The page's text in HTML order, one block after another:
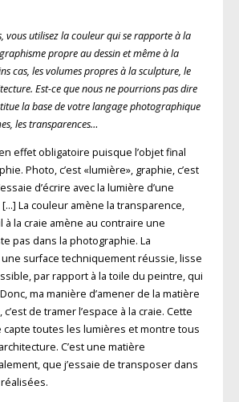
vous utilisez la couleur qui se rapporte à la
propre au dessin et même à la
cas, les volumes propres à la sculpture, le
Est-ce que nous ne pourrions pas dire
la base de votre langage photographique
les transparences…
effet obligatoire puisque l’objet final
Photo, c’est «lumière», graphie, c’est
d’écrire avec la lumière d’une
La couleur amène la transparence,
à la craie amène au contraire une
pas dans la photographie. La
surface techniquement réussie, lisse
par rapport à la toile du peintre, qui
ma manière d’amener de la matière
de tramer l’espace à la craie. Cette
toutes les lumières et montre tous
C’est une matière
que j’essaie de transposer dans